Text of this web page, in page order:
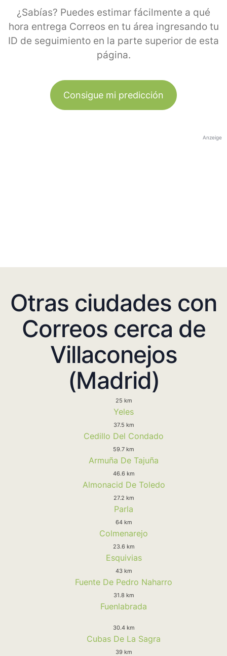
¿Sabías? Puedes estimar fácilmente a qué
hora entrega Correos en tu área ingresando tu
ID de seguimiento en la parte superior de esta
página.
Consigue mi predicción
Anzeige
Otras ciudades con
Correos cerca de
Villaconejos
(Madrid)
25 km
Yeles
37.5 km
Cedillo Del Condado
59.7 km
Armuña De Tajuña
46.6 km
Almonacid De Toledo
27.2 km
Parla
64 km
Colmenarejo
23.6 km
Esquivias
43 km
Fuente De Pedro Naharro
31.8 km
Fuenlabrada
30.4 km
Cubas De La Sagra
39 km